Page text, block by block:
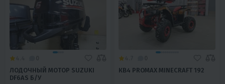
ЛОДОЧНЫЙ МОТОР SUZUKI
DF6AS Б/У
КВ4 PROMAX MINECRAFT 192